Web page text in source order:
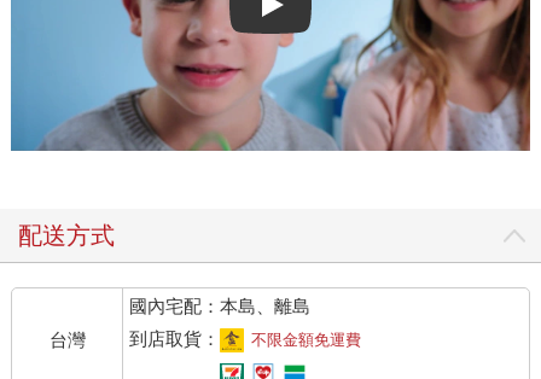
Play video
配送方式
台灣
國內宅配：本島、離島
到店取貨：
不限金額免運費